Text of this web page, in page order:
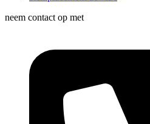
neem contact op met